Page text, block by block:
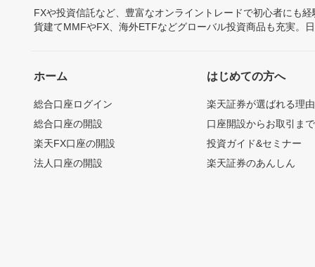
FXや投資信託など、豊富なオンライントレードで初心者にも
貨建てMMFやFX、海外ETFなどグローバル投資商品も充実。
ホーム
総合口座ログイン
総合口座の開設
楽天FX口座の開設
法人口座の開設
はじめての方へ
楽天証券が選ばれる理由
口座開設からお取引ま
投資ガイド&セミナー
楽天証券のあんしん